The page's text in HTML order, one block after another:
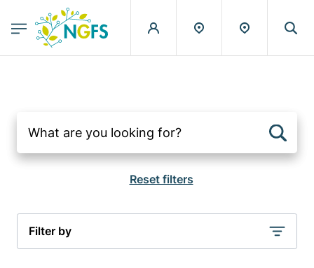
NGFS - Menu Principal
Filter by